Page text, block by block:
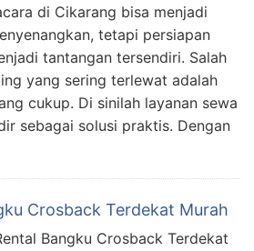
di Cikarang bisa menjadi
tetapi persiapan
tantangan tersendiri. Salah
yang sering terlewat adalah
cukup. Di sinilah layanan sewa
sebagai solusi praktis. Dengan
Crosback Terdekat Murah
Bangku Crosback Terdekat